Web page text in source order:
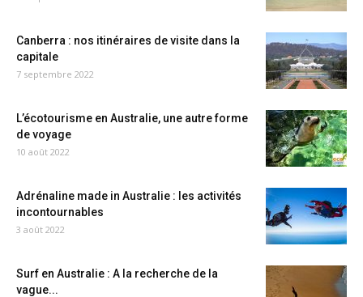
Canberra : nos itinéraires de visite dans la
capitale
7 septembre 2022
L’écotourisme en Australie, une autre forme
de voyage
10 août 2022
Adrénaline made in Australie : les activités
incontournables
3 août 2022
Surf en Australie : A la recherche de la
vague...